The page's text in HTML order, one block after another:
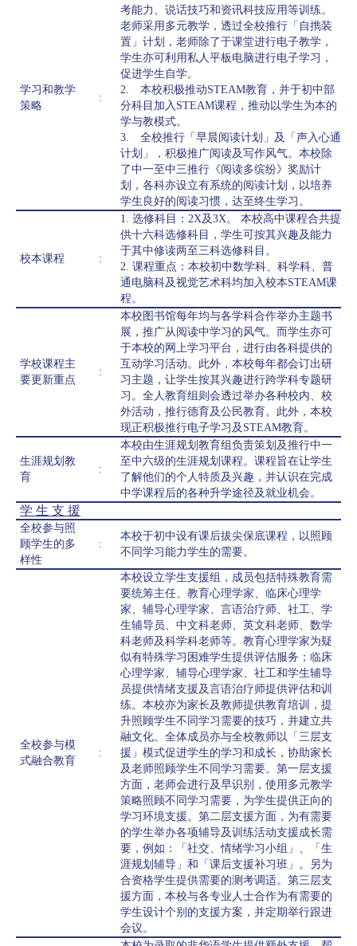
学习和教学
策略
:
考能力、说话技巧和资讯科技应用等训练。
老师采用多元教学，透过全校推行「自擕装
置」计划，老师除了于课堂进行电子教学，
学生亦可利用私人平板电脑进行电子学习，
促进学生自学。
2. 本校积极推动STEAM教育，并于初中部
分科目加入STEAM课程，推动以学生为本的
学与教模式。
3. 全校推行「早晨阅读计划」及「声入心通
计划」，积极推广阅读及写作风气。本校除
了中一至中三推行《阅读多缤纷》奖励计
划，各科亦设立有系统的阅读计划，以培养
学生良好的阅读习惯，达至终生学习。
校本课程 :
1. 选修科目：2X及3X。 本校高中课程合共提
供十六科选修科目，学生可按其兴趣及能力
于其中修读两至三科选修科目。
2. 课程重点：本校初中数学科、科学科、普
通电脑科及视觉艺术科均加入校本STEAM课
程。
学校课程主
要更新重点
:
本校图书馆每年均与各学科合作举办主题书
展，推广从阅读中学习的风气。而学生亦可
于本校的网上学习平台，进行由各科提供的
互动学习活动。此外，本校每年都会订出研
习主题，让学生按其兴趣进行跨学科专题研
习。全人教育组则会透过举办各种校内、校
外活动，推行德育及公民教育。此外，本校
现正积极推行电子学习及STEAM教育。
生涯规划教
育
:
本校由生涯规划教育组负责策划及推行中一
至中六级的生涯规划课程。课程旨在让学生
了解他们的个人特质及兴趣，并认识在完成
中学课程后的各种升学途径及就业机会。
学 生 支 援
全校参与照
顾学生的多
样性
:
本校于初中设有课后拔尖保底课程，以照顾
不同学习能力学生的需要。
全校参与模
式融合教育
:
本校设立学生支援组，成员包括特殊教育需
要统筹主任、教育心理学家、临床心理学
家、辅导心理学家、言语治疗师、社工、学
生辅导员、中文科老师、英文科老师、数学
科老师及科学科老师等。教育心理学家为疑
似有特殊学习困难学生提供评估服务；临床
心理学家、辅导心理学家、社工和学生辅导
员提供情绪支援及言语治疗师提供评估和训
练。本校亦为家长及教师提供教育培训，提
升照顾学生不同学习需要的技巧，并建立共
融文化。全体成员亦与全校教师以「三层支
援」模式促进学生的学习和成长，协助家长
及老师照顾学生不同学习需要。第一层支援
方面，老师会进行及早识别，使用多元教学
策略照顾不同学习需要，为学生提供正向的
学习环境支援。第二层支援方面，为有需要
的学生举办各项辅导及训练活动支援成长需
要，例如：「社交、情绪学习小组」、「生
涯规划辅导」和「课后支援补习班」。另为
合资格学生提供需要的测考调适。第三层支
援方面，本校与各专业人士合作为有需要的
学生设计个别的支援方案，并定期举行跟进
会议。